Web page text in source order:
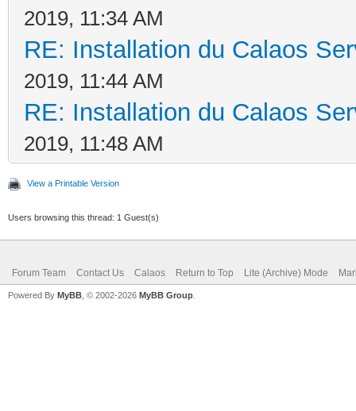
2019, 11:34 AM
RE: Installation du Calaos
2019, 11:44 AM
RE: Installation du Calaos
2019, 11:48 AM
View a Printable Version
Users browsing this thread: 1 Guest(s)
Forum Team Contact Us Calaos Return to Top Lite (Archive) Mode
Powered By MyBB , © 2002-2026 MyBB Group